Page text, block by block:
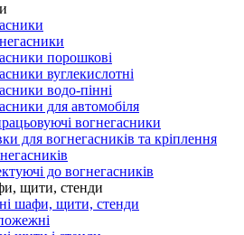
порошкові
вуглекислотні
водо-пінні
для автомобіля
вогнегасники
для вогнегасників та кріплення
до вогнегасників
щити, стенди
шафи, щити, стенди